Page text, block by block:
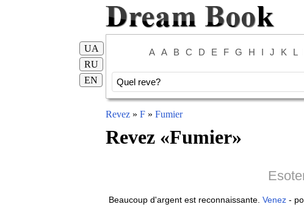
A A B C D E F G H I J K L
UA
RU
EN
Revez» F» Fumier
Revez «Fumier»
Beaucoup d'argent est reconnaissante. Venez-